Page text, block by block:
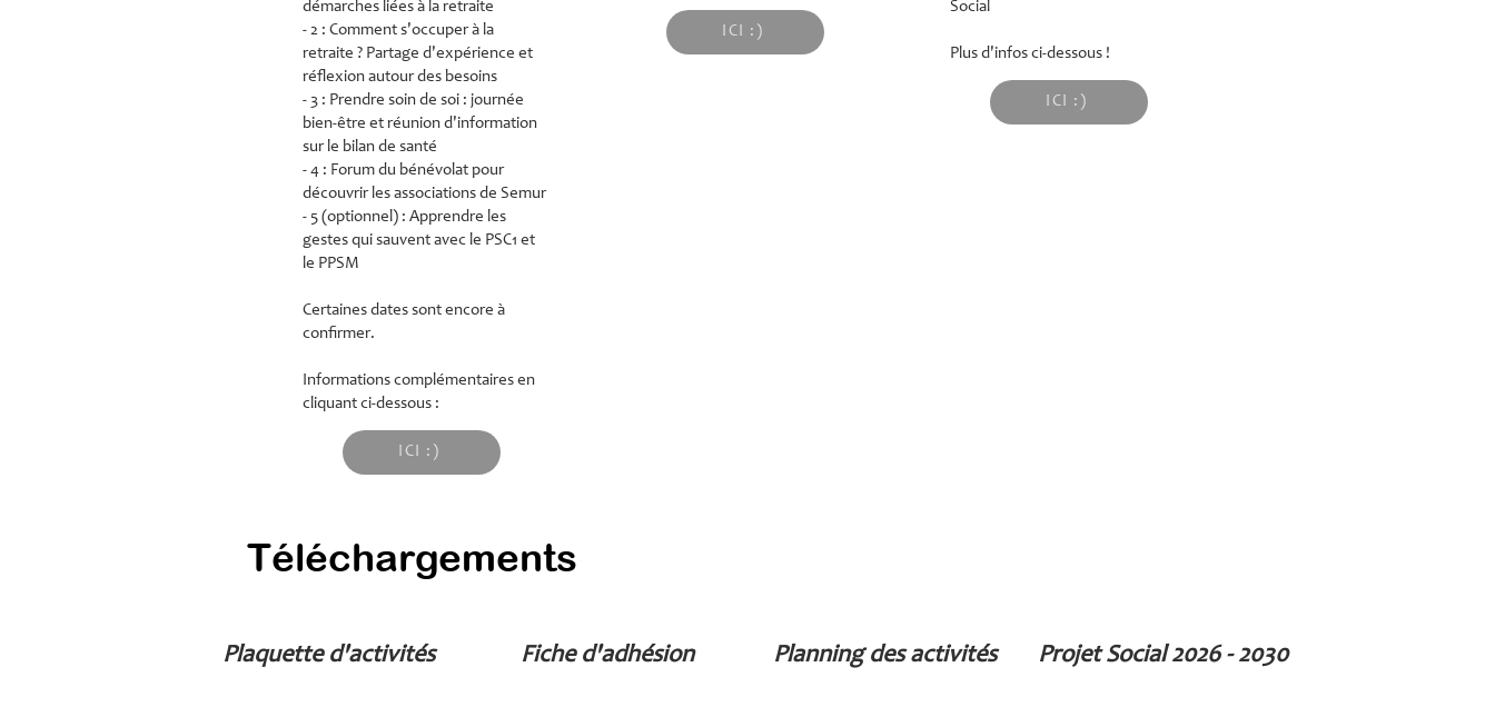
démarches liées à la retraite
- 2 : Comment s'occuper à la
retraite ? Partage d'expérience et
réflexion autour des besoins
- 3 : Prendre soin de soi : journée
bien-être et réunion d'information
sur le bilan de santé
- 4 : Forum du bénévolat pour
découvrir les associations de Semur
- 5 (optionnel) : Apprendre les
gestes qui sauvent avec le PSC1 et
le PPSM
Certaines dates sont encore à
confirmer.
Informations complémentaires en
cliquant ci-dessous :
ICI :)
ICI :)
Social
Plus d'infos ci-dessous !
ICI :)
Téléchargements
Plaquette d'activités Fiche d'adhésion Planning des activités Projet Social 2026 - 2030